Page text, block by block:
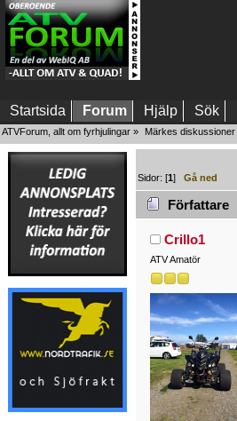
Startsida Forum Hjälp Sök
ATVForum, allt om fyrhjulingar » Märkes diskussioner
Sidor: [1]Gå ned
Författare
Crillo1
ATV Amatör